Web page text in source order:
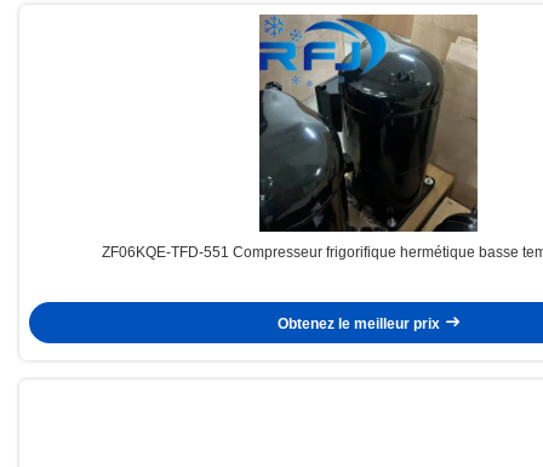
ZF06KQE-TFD-551 Compresseur frigorifique hermétique basse
Obtenez le meilleur prix